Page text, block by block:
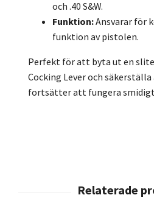
och .40 S&W.
Funktion:Ansvarar för
funktion av pistolen.
Perfekt för att byta ut en
Cocking Lever och
fortsätter att fungera